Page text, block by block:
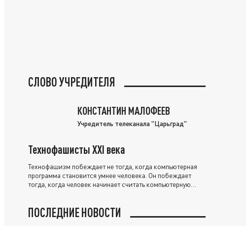
СЛОВО УЧРЕДИТЕЛЯ
КОНСТАНТИН МАЛОФЕЕВ
Учредитель телеканала "Царьград"
Технофашисты XXI века
Технофашизм побеждает не тогда, когда компьютерная
программа становится умнее человека. Он побеждает
тогда, когда человек начинает считать компьютерную
ПОСЛЕДНИЕ НОВОСТИ